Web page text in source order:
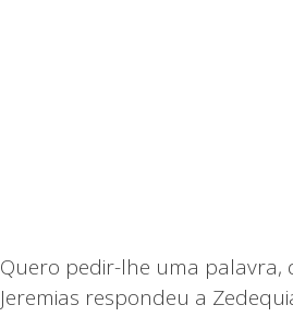
Quero pedir-lhe uma palavra,
Jeremias respondeu a